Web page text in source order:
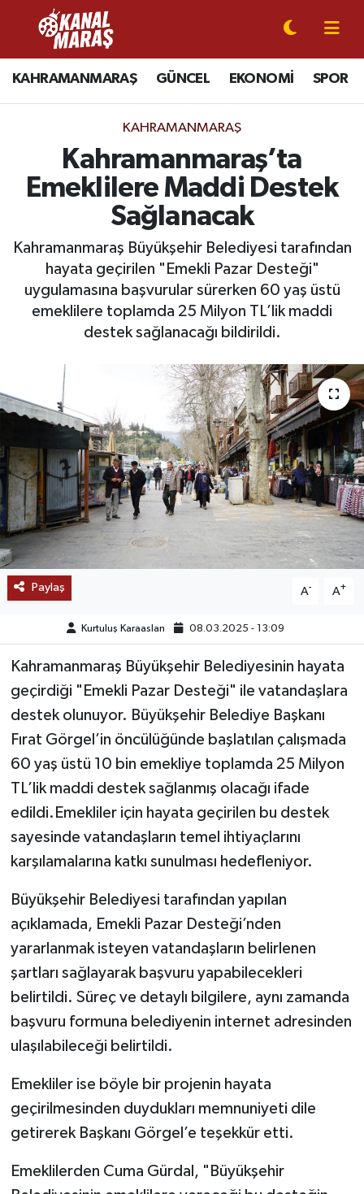
KAHRAMANMARAŞ GÜNCEL EKONOMİ SPOR
KAHRAMANMARAŞ
Kahramanmaraş’ta
Emeklilere Maddi Destek
Sağlanacak
Kahramanmaraş Büyükşehir Belediyesi tarafından
hayata geçirilen "Emekli Pazar Desteği"
uygulamasına başvurular sürerken 60 yaş üstü
emeklilere toplamda 25 Milyon TL’lik maddi
destek sağlanacağı bildirildi.
Paylaş A- A+
Kurtuluş Karaaslan 08.03.2025 - 13:09
Kahramanmaraş Büyükşehir Belediyesinin hayata
geçirdiği "Emekli Pazar Desteği" ile vatandaşlara
destek olunuyor. Büyükşehir Belediye Başkanı
Fırat Görgel’in öncülüğünde başlatılan çalışmada
60 yaş üstü 10 bin emekliye toplamda 25 Milyon
TL’lik maddi destek sağlanmış olacağı ifade
edildi.Emekliler için hayata geçirilen bu destek
sayesinde vatandaşların temel ihtiyaçlarını
karşılamalarına katkı sunulması hedefleniyor.
Büyükşehir Belediyesi tarafından yapılan
açıklamada, Emekli Pazar Desteği’nden
yararlanmak isteyen vatandaşların belirlenen
şartları sağlayarak başvuru yapabilecekleri
belirtildi. Süreç ve detaylı bilgilere, aynı zamanda
başvuru formuna belediyenin internet adresinden
ulaşılabileceği belirtildi.
Emekliler ise böyle bir projenin hayata
geçirilmesinden duydukları memnuniyeti dile
getirerek Başkanı Görgel’e teşekkür etti.
Emeklilerden Cuma Gürdal, "Büyükşehir
CANLI YAYIN
KAHRAMANMARAŞ
SPOR
EKONOMİ
GÜNDEM
SAĞLIK
EĞİTİM
BÖLGE
KEŞFET
POPÜLER
DÜNYA
TREND
MEDYA
OTOMOTİV
TEKNOLOJİ
YAŞAM
KÜLTÜR SANAT
Kahramanmaraş Nöbetçi Eczaneler
Kahramanmaraş Hava Durumu
Kahramanmaraş Trafik Yoğunluk Haritası
Süper Lig Puan Durumu ve Fikstür
Tüm Manşetler
Son Dakika Haberleri